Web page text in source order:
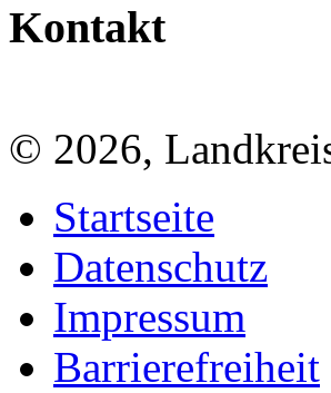
Kontakt
© 2026,
Startseite
Datenschutz
Impressum
Barrierefreiheit